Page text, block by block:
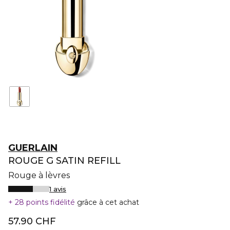
GUERLAIN
ROUGE G SATIN REFILL
Rouge à lèvres
1 avis
28 points fidélité grâce à cet achat
57.90 CHF